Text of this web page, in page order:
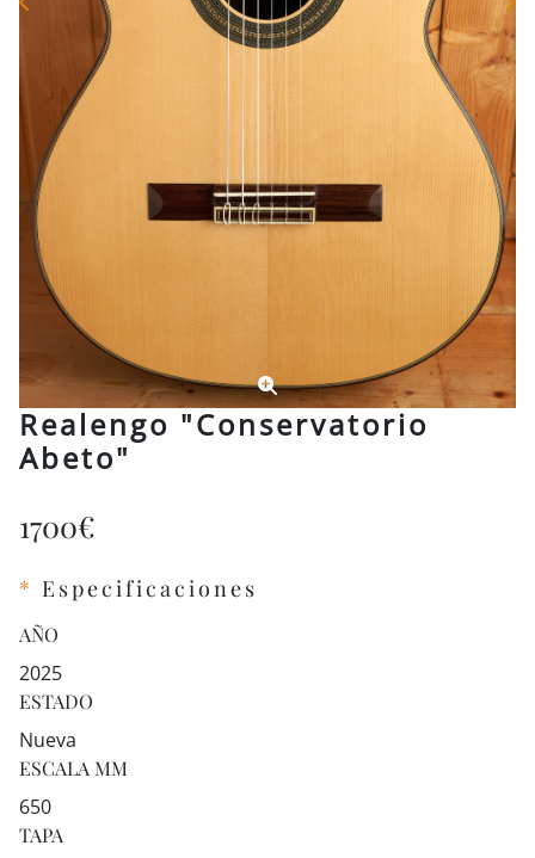
Realengo "Conservatorio
Abeto"
1700€
* Especificaciones
AÑO
2025
ESTADO
Nueva
ESCALA MM
650
TAPA